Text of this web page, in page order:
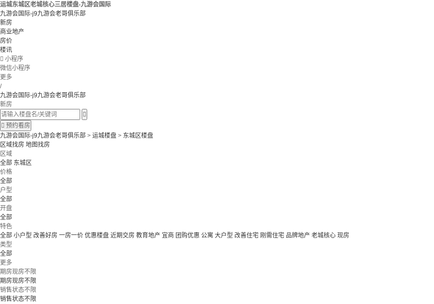
运城东城区老城核心三居楼盘-九游会国际
九游会国际-j9九游会老哥俱乐部
新房
商业地产
房价
楼讯
 小程序
微信小程序
更多
/
九游会国际-j9九游会老哥俱乐部
新房

 预约看房
九游会国际-j9九游会老哥俱乐部 > 运城楼盘 > 东城区楼盘
区域找房 地图找房
区域
全部 东城区
价格
全部
户型
全部
开盘
全部
特色
全部 小户型 改善好房 一房一价 优惠楼盘 近期交房 教育地产 宜商 团购优惠 公寓 大户型 改善住宅 刚需住宅 品牌地产 老城核心 现房
类型
全部
更多
期房现房不限
期房现房不限
销售状态不限
销售状态不限